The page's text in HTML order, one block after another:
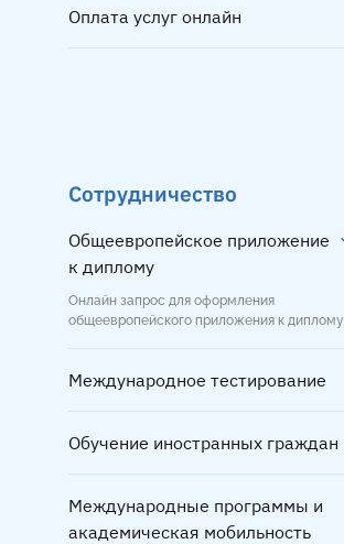
Оплата услуг онлайн
Сотрудничество
Общеевропейское приложение
к диплому
Онлайн запрос для оформления
общеевропейского приложения к диплому
Международное тестирование
Обучение иностранных граждан
Международные программы и
академическая мобильность